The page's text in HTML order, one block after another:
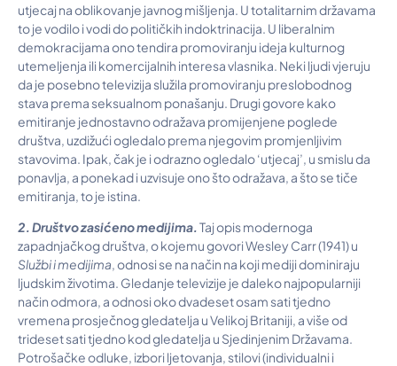
utjecaj na oblikovanje javnog mišljenja. U totalitarnim državama
to je vodilo i vodi do političkih indoktrinacija. U liberalnim
demokracijama ono tendira promoviranju ideja kulturnog
utemeljenja ili komercijalnih interesa vlasnika. Neki ljudi vjeruju
da je posebno televizija služila promoviranju preslobodnog
stava prema seksualnom ponašanju. Drugi govore kako
emitiranje jednostavno odražava promijenjene poglede
društva, uzdižući ogledalo prema njegovim promjenljivim
stavovima. Ipak, čak je i odrazno ogledalo ‘utjecaj’, u smislu da
ponavlja, a ponekad i uzvisuje ono što odražava, a što se tiče
emitiranja, to je istina.
2. Društvo zasićeno medijima.Taj opis modernoga
zapadnjačkog društva, o kojemu govori Wesley Carr (1941) u
Službi i medijima, odnosi se na način na koji mediji dominiraju
ljudskim životima. Gledanje televizije je daleko najpopularniji
način odmora, a odnosi oko dvadeset osam sati tjedno
vremena prosječnog gledatelja u Velikoj Britaniji, a više od
trideset sati tjedno kod gledatelja u Sjedinjenim Državama.
Potrošačke odluke, izbori ljetovanja, stilovi (individualni i